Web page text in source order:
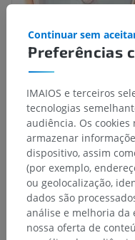
Preferências
Continuar sem
IMAIOS e terceiros
tecnologias
audiência. Os
armazenar
dispositivo, assim
(por exemplo,
ou geolocalização,
dados são
análise e melhoria da
nossa oferta de